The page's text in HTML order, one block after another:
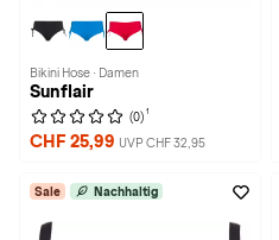
Bikini Hose · Damen
Sunflair
(0) 1
CHF 25,99 UVP CHF 32,95
Sale Nachhaltig